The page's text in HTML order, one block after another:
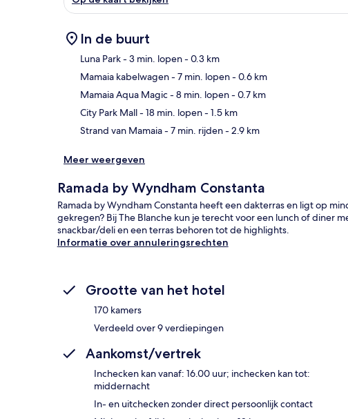
In de buurt
Luna Park- 3 min. lopen- 0.3 km
Mamaia kabelwagen- 7 min. lopen- 0.6 km
Mamaia Aqua Magic- 8 min. lopen- 0.7 km
City Park Mall- 18 min. lopen- 1.5 km
Strand van Mamaia- 7 min. rijden- 2.9 km
Meer weergeven
Ramada by Wyndham Constanta
Ramada by Wyndham Constanta heeft een dakterras en ligt op
gekregen? Bij The Blanche kun je terecht voor een lunch of diner
snackbar/deli en een terras behoren tot de highlights.
Informatie over annuleringsrechten
Grootte van het hotel
170 kamers
Verdeeld over 9 verdiepingen
Aankomst/vertrek
Inchecken kan vanaf: 16.00 uur; inchecken kan tot:
middernacht
In- en uitchecken zonder direct persoonlijk contact